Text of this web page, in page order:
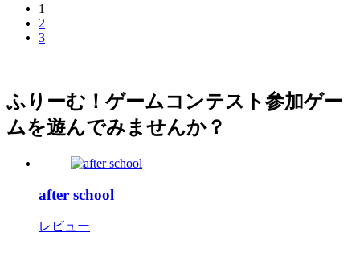
1
2
3
ふりーむ！ゲームコンテスト参加ゲー
ムを遊んでみませんか？
after school
レビュー